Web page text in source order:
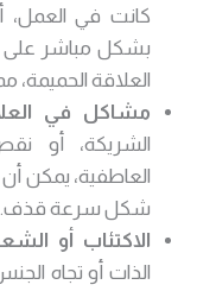
كانت في العمل،
بشكل مباشر على
العلاقة الحميمة،
مشاكل في
الشريكة، أو
العاطفية، يمكن
شكل سرعة قذف.
الاكتئاب أو
الذات أو تجاه